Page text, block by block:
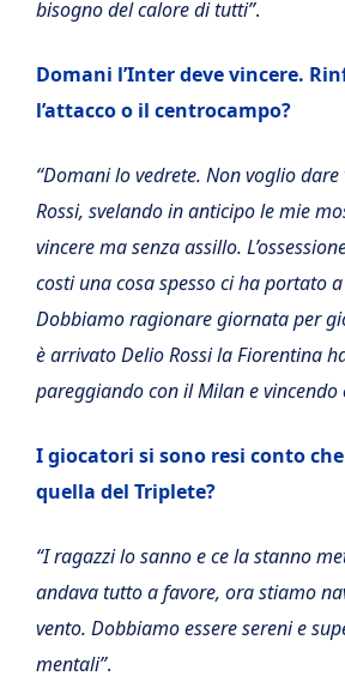
bisogno del calore di tutti”.
Domani l’Inter deve vincere.
l’attacco o il centrocampo?
“Domani lo vedrete. Non voglio
Rossi, svelando in anticipo le mie
vincere ma senza assillo.
costi una cosa spesso ci ha portato
Dobbiamo ragionare giornata per
è arrivato Delio Rossi la Fiorentina
pareggiando con il Milan e vincendo
I giocatori si sono resi conto
quella del Triplete?
“I ragazzi lo sanno e ce la stanno
andava tutto a favore, ora stiamo
vento. Dobbiamo essere sereni e
mentali”.